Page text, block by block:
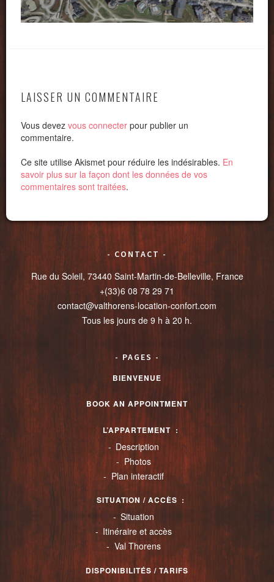
LAISSER UN COMMENTAIRE
Vous devezvous connecter pour publier un
commentaire.
Ce site utilise Akismet pour réduire les indésirables. En
savoir plus sur la façon dont les données de vos
commentaires sont traitées.
CONTACT
Rue du Soleil, 73440 Saint-Martin-de-Belleville, France
+(33)6 08 78 29 71
contact@valthorens-location-confort.com
Tous les jours de 9 h à 20 h.
PAGES
BIENVENUE
BOOK AN APPOINTMENT
L’APPARTEMENT
Description
Photos
Plan interactif
SITUATION / ACCÈS
Situation
Itinéraire et accès
Val Thorens
DISPONIBILITÉS / TARIFS